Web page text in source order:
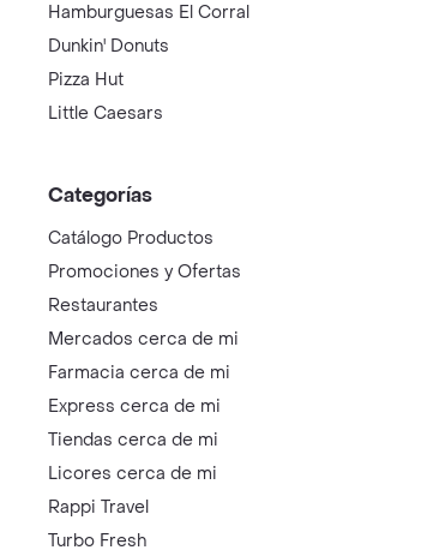
Hamburguesas El Corral
Dunkin' Donuts
Pizza Hut
Little Caesars
Categorías
Catálogo Productos
Promociones y Ofertas
Restaurantes
Mercados cerca de mi
Farmacia cerca de mi
Express cerca de mi
Tiendas cerca de mi
Licores cerca de mi
Rappi Travel
Turbo Fresh